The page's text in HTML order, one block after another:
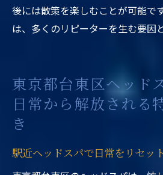
後には散策を楽しむことが可能で
は、多くのリピーターを生む要因
東京都台東区ヘッド
日常から解放される
き
駅近ヘッドスパで日常をリセット